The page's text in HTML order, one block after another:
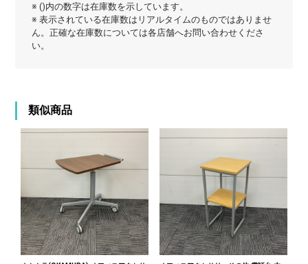
※ ()内の数字は在庫数を示しています。
※ 表示されている在庫数はリアルタイムのものではありませ
ん。正確な在庫数については各店舗へお問い合わせくださ
い。
類似商品